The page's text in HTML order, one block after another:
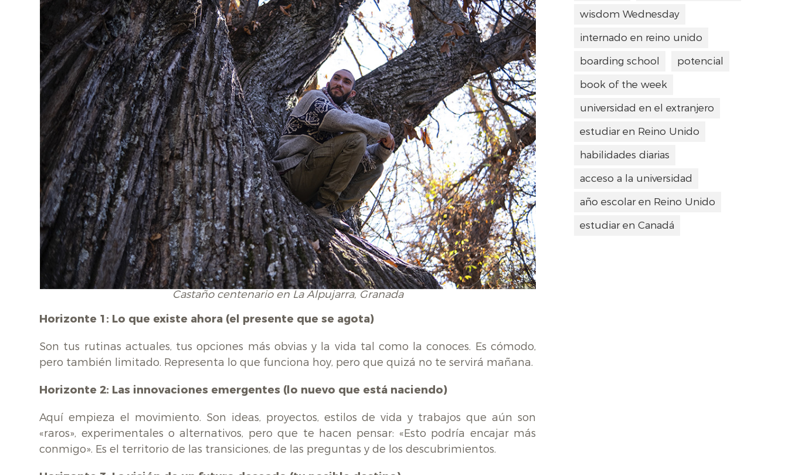
Castaño centenario en La Alpujarra, Granada
Horizonte 1: Lo que existe ahora (el presente que se agota)
Son tus rutinas actuales, tus opciones más obvias y la vida tal como la conoces. Es cómodo,
pero también limitado. Representa lo que funciona hoy, pero que quizá no te servirá mañana.
Horizonte 2: Las innovaciones emergentes (lo nuevo que está naciendo)
Aquí empieza el movimiento. Son ideas, proyectos, estilos de vida y trabajos que aún son
«raros», experimentales o alternativos, pero que te hacen pensar: «Esto podría encajar más
conmigo». Es el territorio de las transiciones, de las preguntas y de los descubrimientos.
wisdom Wednesday
internado en reino unido
boarding school
potencial
book of the week
universidad en el extranjero
estudiar en Reino Unido
habilidades diarias
acceso a la universidad
año escolar en Reino Unido
estudiar en Canadá